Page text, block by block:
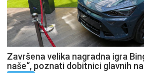
Završena velika nagradna igra
naše“, poznati dobitnici glavnih